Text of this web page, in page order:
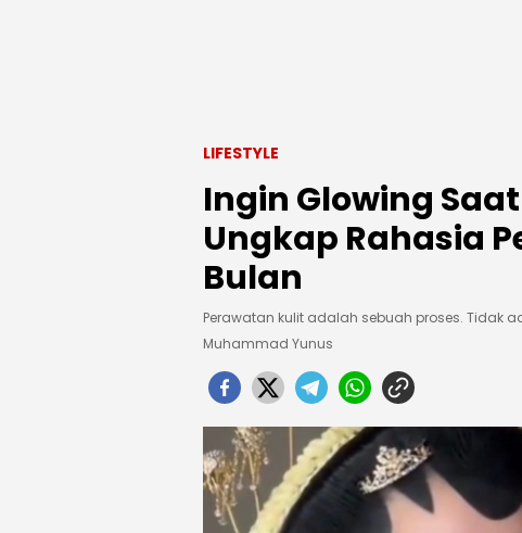
LIFESTYLE
Ingin Glowing
Ungkap Rahasia
Bulan
Perawatan kulit adalah sebuah proses. Tidak
Muhammad Yunus